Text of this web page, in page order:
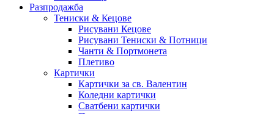
Разпродажба
Тениски & Кецове
Рисувани Кецове
Рисувани Тениски & Потници
Чанти & Портмонета
Плетиво
Картички
Картички за св. Валентин
Коледни картички
Сватбени картички